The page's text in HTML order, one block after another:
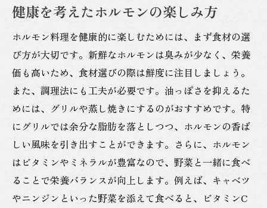
健康を考えたホルモンの楽しみ方
ホルモン料理を健康的に楽しむためには、まず食材の選
び方が大切です。新鮮なホルモンは臭みが少なく、栄養
価も高いため、食材選びの際は鮮度に注目しましょう。
また、調理法にも工夫が必要です。油っぽさを抑えるた
めには、グリルや蒸し焼きにするのがおすすめです。特
にグリルでは余分な脂肪を落としつつ、ホルモンの香ば
しい風味を引き出すことができます。さらに、ホルモン
はビタミンやミネラルが豊富なので、野菜と一緒に食べ
ることで栄養バランスが向上します。例えば、キャベツ
やニンジンといった野菜を添えて食べると、ビタミンC